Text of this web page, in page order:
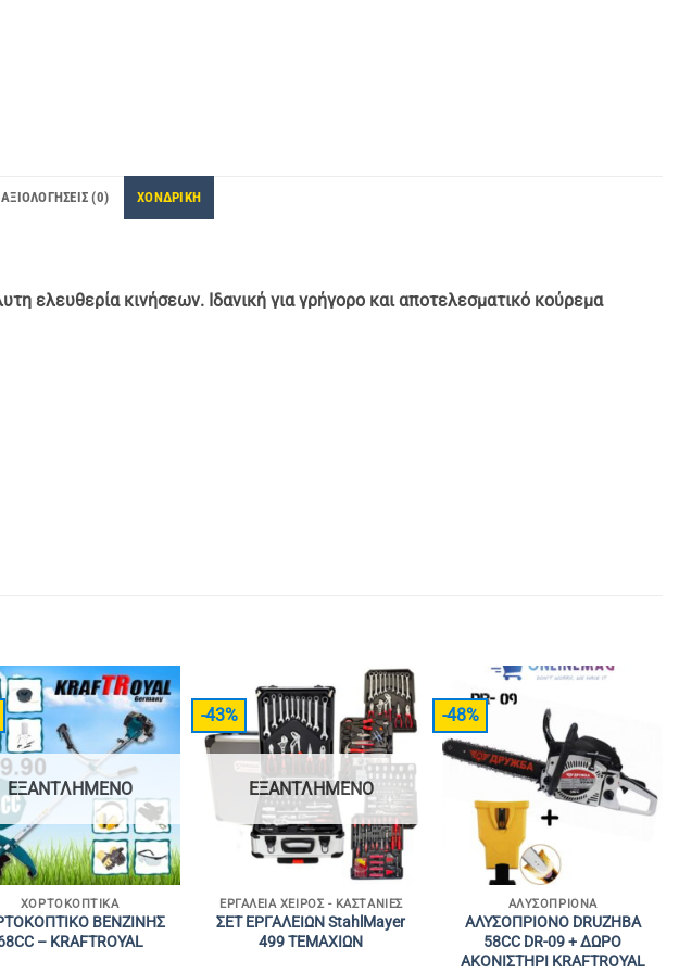
ΑΞΙΟΛΟΓΉΣΕΙΣ (0) ΧΟΝΔΡΙΚΗ
ελευθερία κινήσεων. Ιδανική για γρήγορο και αποτελεσματικό κούρεμα
ΕΞΑΝΤΛΗΜΈΝΟ
ΧΟΡΤΟΚΟΠΤΙΚΆ
ΒΕΝΖΙΝΗΣ
– KRAFTROYAL
-43%
ΕΞΑΝΤΛΗΜΈΝΟ
ΕΡΓΑΛΕΊΑ ΧΕΙΡΌΣ - ΚΑΣΤΆΝΙΕΣ
ΣΕΤ ΕΡΓΑΛΕΙΩΝ StahlMayer
499 ΤΕΜΑΧΙΩΝ
-48%
ΑΛΥΣΟΠΡΊΟΝΑ
ΑΛΥΣΟΠΡΙΟΝΟ DRUZHBA
58CC DR-09 + ΔΩΡΟ
ΑΚΟΝΙΣΤΗΡΙ KRAFTROYAL